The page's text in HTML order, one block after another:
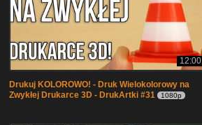
12:00
Drukuj KOLOROWO! - Druk Wielokolorowy na
Zwykłej Drukarce 3D - DrukArtki #31
1080p